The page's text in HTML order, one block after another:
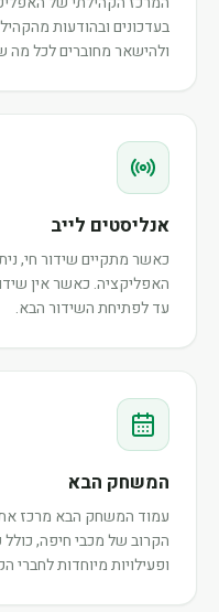
בעדכונים ובהודעות
ולהישאר מחוברים לכל מה
אנליסטים לייב
כאשר מתקיים שידור חי,
האפליקציה. כאשר אין
עד לפתיחת השידור הבא.
המשחק הבא
עמוד המשחק הבא מרכז
הקרוב של מכבי חיפה,
ופעילויות מיוחדות לחברי